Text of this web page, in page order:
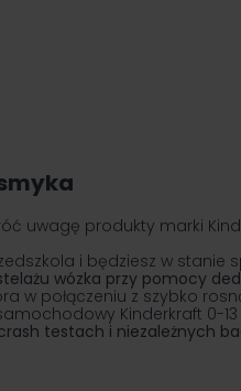
uwagę produkty marki
i będziesz w stanie
wózka przy pomocy
w połączeniu z szybko
Kinderkraft 0-
testach i niezależnych